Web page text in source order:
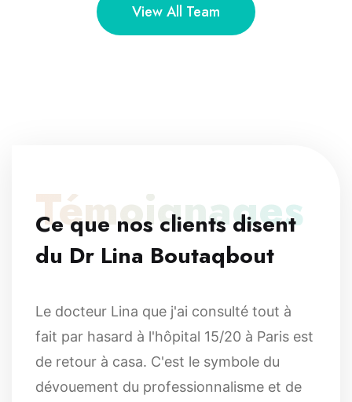
View All Team
Témoignages
Ce que nos clients disent
du Dr Lina Boutaqbout
Le docteur Lina que j'ai consulté tout à
fait par hasard à l'hôpital 15/20 à Paris est
de retour à casa. C'est le symbole du
dévouement du professionnalisme et de